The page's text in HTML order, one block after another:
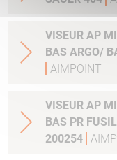
VISEUR AP
BAS ARGO/
AIMPOINT
VISEUR AP
BAS PR
200254